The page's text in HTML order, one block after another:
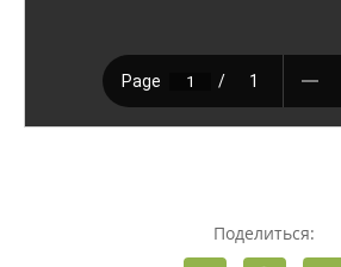
Поделиться: